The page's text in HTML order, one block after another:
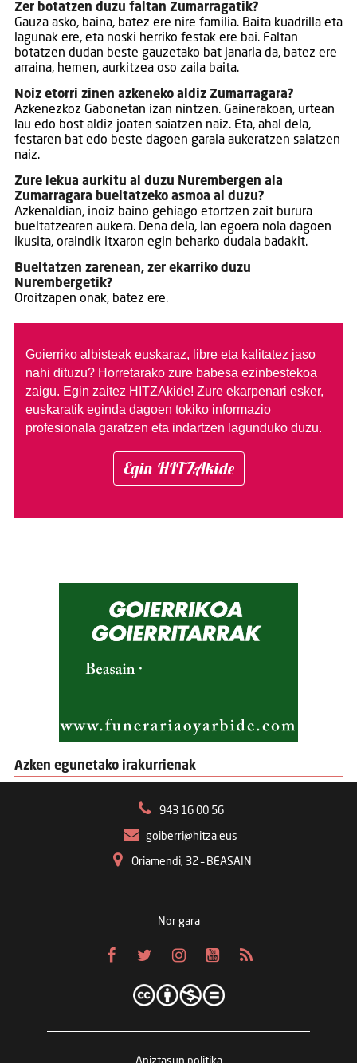
Zer botatzen duzu faltan Zumarragatik?
Gauza asko, baina, batez ere nire familia. Baita kuadrilla eta
lagunak ere, eta noski herriko festak ere bai. Faltan
botatzen dudan beste gauzetako bat janaria da, batez ere
arraina, hemen, aurkitzea oso zaila baita.
Noiz etorri zinen azkeneko aldiz Zumarragara?
Azkenezkoz Gabonetan izan nintzen. Gainerakoan, urtean
lau edo bost aldiz joaten saiatzen naiz. Eta, ahal dela,
festaren bat edo beste dagoen garaia aukeratzen saiatzen
naiz.
Zure lekua aurkitu al duzu Nurembergen ala
Zumarragara bueltatzeko asmoa al duzu?
Azkenaldian, inoiz baino gehiago etortzen zait burura
bueltatzearen aukera. Dena dela, lan egoera nola dagoen
ikusita, oraindik itxaron egin beharko dudala badakit.
Bueltatzen zarenean, zer ekarriko duzu
Nurembergetik?
Oroitzapen onak, batez ere.
Goierriko albisteak euskaraz, libre eta kalitatez jaso
nahi dituzu? Horretarako zure babesa ezinbestekoa
zaigu. Egin zaitez HITZAkide! Zure ekarpenari esker,
euskaratik eginda dagoen tokiko informazio
profesionala garatzen eta indartzen lagunduko duzu.
Egin HITZAkide
Azken egunetako irakurrienak
943 16 00 56
goiberri@hitza.eus
Oriamendi, 32 – BEASAIN
Nor gara